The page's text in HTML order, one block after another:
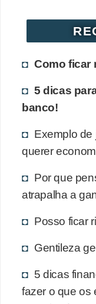
Como ficar
5 dicas
banco!
Exemplo de
querer
Por que
atrapalha a
Posso ficar
Gentileza
5 dicas
fazer o que os